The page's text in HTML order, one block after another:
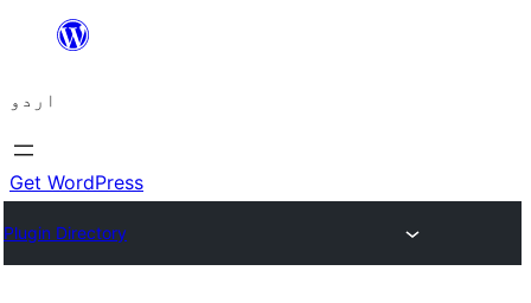
چھوڑیں
پر
جائیں
اردو
Get WordPress
Plugin Directory